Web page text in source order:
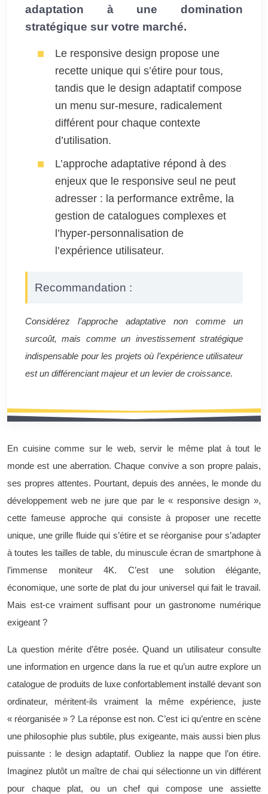
adaptation à une domination
stratégique sur votre marché.
Le responsive design propose une
recette unique qui s’étire pour tous,
tandis que le design adaptatif compose
un menu sur-mesure, radicalement
différent pour chaque contexte
d’utilisation.
L’approche adaptative répond à des
enjeux que le responsive seul ne peut
adresser : la performance extrême, la
gestion de catalogues complexes et
l’hyper-personnalisation de
l’expérience utilisateur.
Recommandation :
Considérez l’approche adaptative non comme un
surcoût, mais comme un investissement stratégique
indispensable pour les projets où l’expérience utilisateur
est un différenciant majeur et un levier de croissance.
En cuisine comme sur le web, servir le même plat à tout le
monde est une aberration. Chaque convive a son propre palais,
ses propres attentes. Pourtant, depuis des années, le monde du
développement web ne jure que par le « responsive design »,
cette fameuse approche qui consiste à proposer une recette
unique, une grille fluide qui s’étire et se réorganise pour s’adapter
à toutes les tailles de table, du minuscule écran de smartphone à
l’immense moniteur 4K. C’est une solution élégante,
économique, une sorte de plat du jour universel qui fait le travail.
Mais est-ce vraiment suffisant pour un gastronome numérique
exigeant ?
La question mérite d’être posée. Quand un utilisateur consulte
une information en urgence dans la rue et qu’un autre explore un
catalogue de produits de luxe confortablement installé devant son
ordinateur, méritent-ils vraiment la même expérience, juste
« réorganisée » ? La réponse est non. C’est ici qu’entre en scène
une philosophie plus subtile, plus exigeante, mais aussi bien plus
puissante : le design adaptatif. Oubliez la nappe que l’on étire.
Imaginez plutôt un maître de chai qui sélectionne un vin différent
pour chaque plat, ou un chef qui compose une assiette